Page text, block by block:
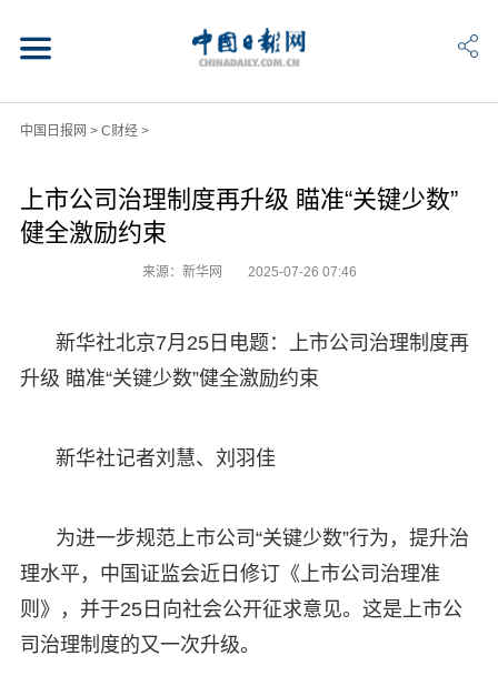
中国日报网 > C财经>
上市公司治理制度再升级 瞄准“关键少数”
健全激励约束
来源：新华网 2025-07-26 07:46
新华社北京7月25日电题：上市公司治理制度再
升级 瞄准“关键少数”健全激励约束
新华社记者刘慧、刘羽佳
为进一步规范上市公司“关键少数”行为，提升治
理水平，中国证监会近日修订《上市公司治理准
则》，并于25日向社会公开征求意见。这是上市公
司治理制度的又一次升级。